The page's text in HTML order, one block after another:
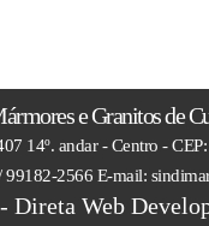
e Granitos de
14º. andar - Centro -
2566 E-mail:
Direta Web